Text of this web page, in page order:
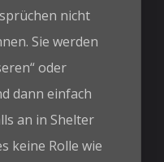
nicht
Sie werden
oder
dann einfach
an in Shelter
keine Rolle wie